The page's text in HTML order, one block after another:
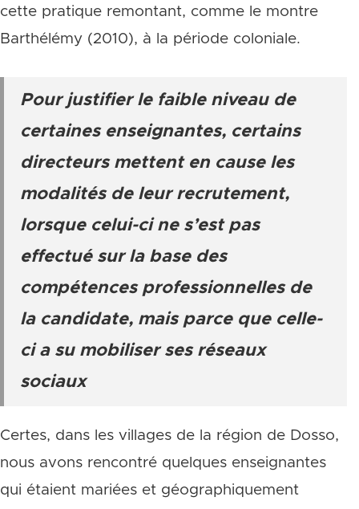
cette pratique remontant, comme le montre
Barthélémy (2010), à la période coloniale.
Pour justifier le faible niveau de
certaines enseignantes, certains
directeurs mettent en cause les
modalités de leur recrutement,
lorsque celui-ci ne s’est pas
effectué sur la base des
compétences professionnelles de
la candidate, mais parce que celle-
ci a su mobiliser ses réseaux
sociaux
Certes, dans les villages de la région de Dosso,
nous avons rencontré quelques enseignantes
qui étaient mariées et géographiquement